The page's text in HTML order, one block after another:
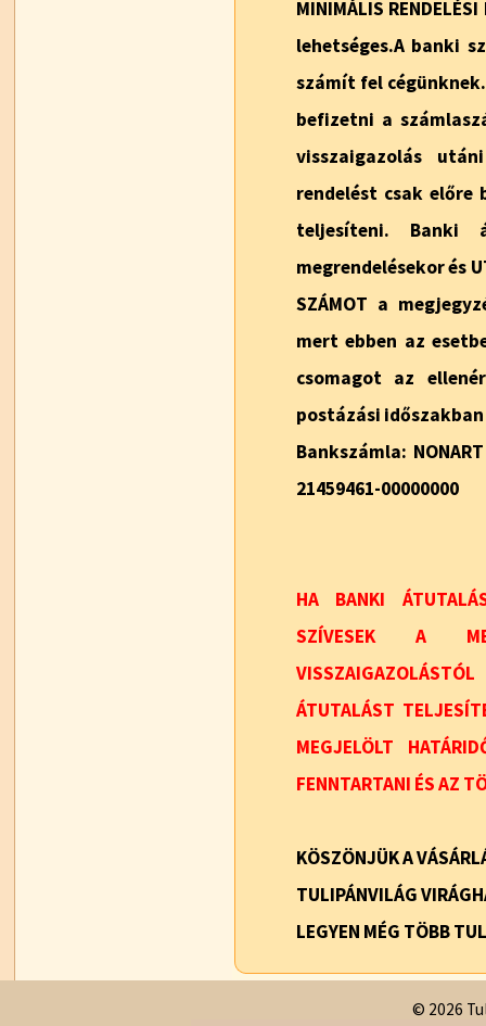
MINIMÁLIS
lehetséges.A banki
számít fel
befizetni a
visszaigazolás
rendelést csak
teljesíteni. Banki
megrendelésekor és
SZÁMOT a
mert ebben az
csomagot az
postázási
Bankszámla:
21459461-00000000
HA BANKI
SZÍVESEK A
ÁTUTALÁST
MEGJELÖLT
FENNTARTANI ÉS AZ
KÖSZÖNJÜK A
TULIPÁNVILÁG
LEGYEN MÉG TÖBB
© 2026